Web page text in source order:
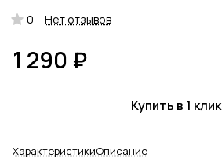
0 Нет отзывов
1 290 ₽
Купить в 1 клик
ХарактеристикиОписание